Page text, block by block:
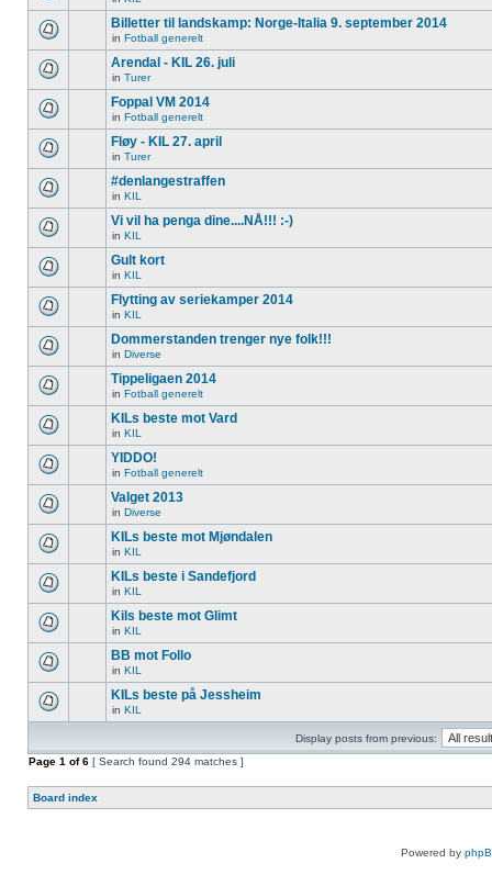
Billetter til landskamp: Norge-Italia 9. september 2014
in Fotball generelt
Arendal - KIL 26. juli
in Turer
Foppal VM 2014
in Fotball generelt
Fløy - KIL 27. april
in Turer
#denlangestraffen
in KIL
Vi vil ha penga dine....NÅ!!! :-)
in KIL
Gult kort
in KIL
Flytting av seriekamper 2014
in KIL
Dommerstanden trenger nye folk!!!
in Diverse
Tippeligaen 2014
in Fotball generelt
KILs beste mot Vard
in KIL
YIDDO!
in Fotball generelt
Valget 2013
in Diverse
KILs beste mot Mjøndalen
in KIL
KILs beste i Sandefjord
in KIL
Kils beste mot Glimt
in KIL
BB mot Follo
in KIL
KILs beste på Jessheim
in KIL
Display posts from previous:
Page 1 of6 [ Search found 294 matches ]
Board index
Powered by